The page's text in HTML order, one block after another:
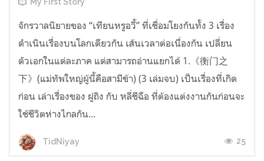
จักรวาลนิยายของ “เทียนหรูอวี้” ที่เชื่อมโยงกันทั้ง 3 เรื่อง
ดำเนินเรื่องบนโลกเดียวกัน เส้นเวลาต่อเนื่องกัน เปลี่ยน
ตัวเอกในแต่ละภาค แต่สามารถอ่านแยกได้ 1.《衡门之
下》(แม่ทัพใหญ่ผู้นี้คือสามีข้า) (3 เล่มจบ) เป็นเรื่องที่เกิด
ก่อน เล่าเรื่องของ ฝูถิง กับ หลี่ชีฉือ ที่ต้องแต่งงานกันก่อนจะ
ใช้ชีวิตห่างไกลกัน...
TidNiyay 25